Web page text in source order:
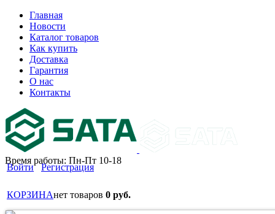
Главная
Новости
Каталог товаров
Как купить
Доставка
Гарантия
О нас
Контакты
Время работы: Пн-Пт 10-18
Войти Регистрация
КОРЗИНАнет товаров 0 руб.